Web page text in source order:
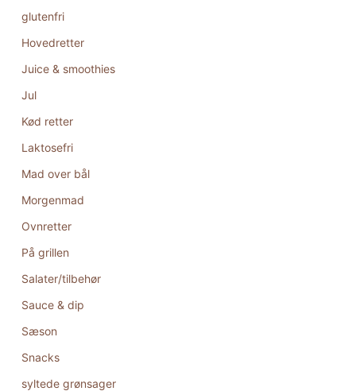
glutenfri
Hovedretter
Juice & smoothies
Jul
Kød retter
Laktosefri
Mad over bål
Morgenmad
Ovnretter
På grillen
Salater/tilbehør
Sauce & dip
Sæson
Snacks
syltede grønsager